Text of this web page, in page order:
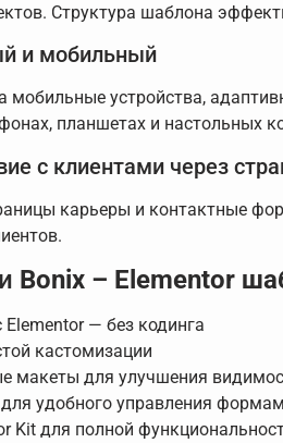
Структура шаблона
и мобильный
мобильные устройства,
планшетах и настольных
с клиентами через
карьеры и контактные
Bonix – Elementor
— без кодинга
кастомизации
макеты для улучшения
удобного управления
Kit для полной